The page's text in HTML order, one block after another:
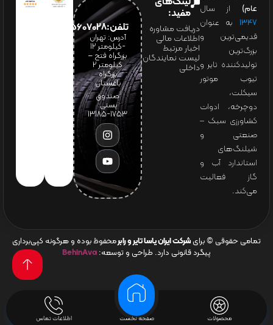
محصولات صفحه نخست اطلاعات تماس
عام) از سال
۱۳۴۷ به عنوان
قدیمی‌ترین و
بزرگ‌ترین
تولیدکننده تایر و
تیوب موتور
سیکلت،
دوچرخه، ادوات
کشاورزی سبک –
صنعتی و
شیلنگ‌های
استاندارد آب و
گاز فعالیت
می‌کند.
مفید:
دریافت مشاوره
اطلاعات مالی
اخبار مرتبط
لیست نمایندگان
داخلی
تلفن:65607028(021)
آدرس: تهران
-کیلومتر 12
بزرگراه فتح –
کیلومتر ۲
بزرگراه
باغستان
صندوق
پستی:
1753-13185
تمامی حقوقی © برای شرکت ایران یاسا تایر و رابرمحفوظ بوده و هرگونه کپی‌برداری
پیگرد قانونی دارد. طراحی و توسعه: BehinAva